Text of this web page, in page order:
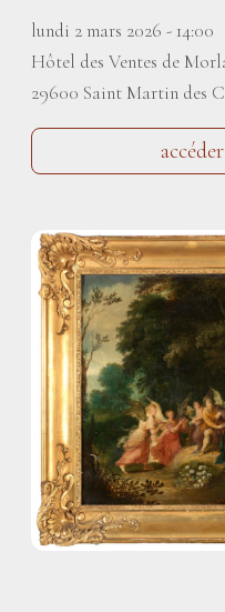
lundi 2 mars 2026 - 14:00
Hôtel des Ventes de
29600 Saint Martin des